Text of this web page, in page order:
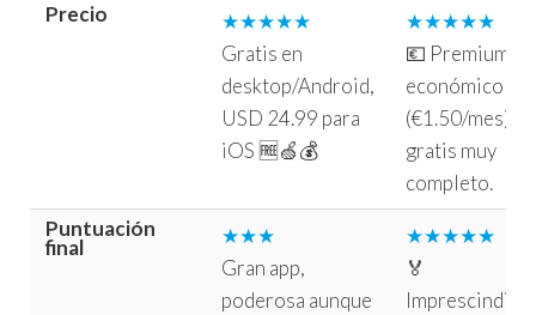
Precio
★★★★★
Gratis en
desktop/Android,
USD 24.99 para
iOS 🆓🍏💰
★★★★★
💶 Premium
económico
(€1.50/mes),
gratis muy
completo.
Puntuación
final
★★★
Gran app,
poderosa aunque
★★★★★
🏅